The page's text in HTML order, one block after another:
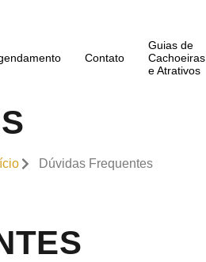
Contato
Guias de
Cachoeiras
e Atrativos
Dúvidas Frequentes